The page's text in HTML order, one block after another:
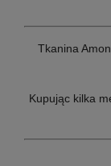
Tkanina
Kupując kilka